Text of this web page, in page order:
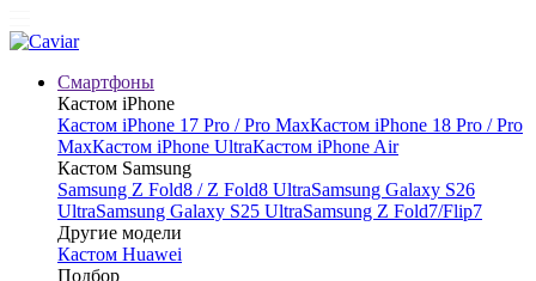
Смартфоны
Кастом iPhone
Кастом iPhone 17 Pro / Pro MaxКастом iPhone 18 Pro / Pro
MaxКастом iPhone UltraКастом iPhone Air
Кастом Samsung
Samsung Z Fold8 / Z Fold8 UltraSamsung Galaxy S26
UltraSamsung Galaxy S25 UltraSamsung Z Fold7/Flip7
Другие модели
Кастом Huawei
Подбор